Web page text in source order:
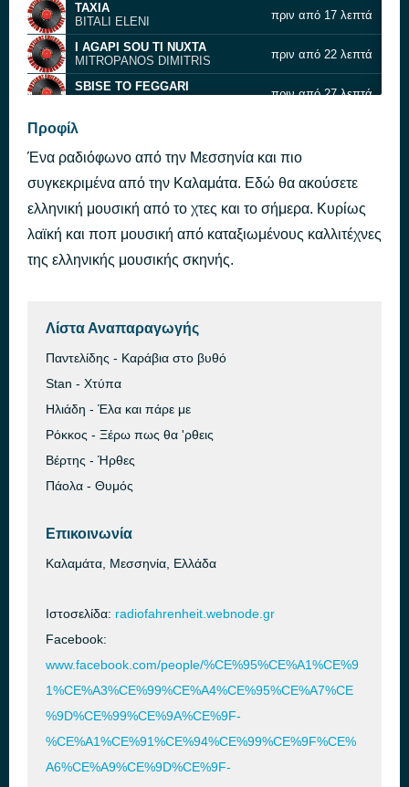
TAXIA
BITALI ELENI
πριν από 17 λεπτά
I AGAPI SOU TI NUXTA
MITROPANOS DIMITRIS
πριν από 22 λεπτά
SBISE TO FEGGARI
πριν από 27 λεπτά
PWLOUNTE ONIRA
DE MPORI NA MI SOU LIPW
GONIDIS STAMATIS
RWTAS
THEODWRIDOU NATASA
πριν από 44 λεπτά
NUXTOPOULIA
XALIKIOPOULOS SPUROS
Προφίλ
Ένα ραδιόφωνο από την Μεσσηνία και πιο
συγκεκριμένα από την Καλαμάτα. Εδώ θα ακούσετε
ελληνική μουσική από το χτες και το σήμερα. Κυρίως
λαϊκή και ποπ μουσική από καταξιωμένους καλλιτέχνες
της ελληνικής μουσικής σκηνής.
Λίστα Αναπαραγωγής
Παντελίδης - Καράβια στο βυθό
Stan - Χτύπα
Ηλιάδη - Έλα και πάρε με
Ρόκκος - Ξέρω πως θα 'ρθεις
Βέρτης - Ήρθες
Πάολα - Θυμός
Επικοινωνία
Καλαμάτα, Μεσσηνία, Ελλάδα
Ιστοσελίδα: radiofahrenheit.webnode.gr
Facebook:
www.facebook.com/people/%CE%95%CE%A1%CE%9
1%CE%A3%CE%99%CE%A4%CE%95%CE%A7%CE
%9D%CE%99%CE%9A%CE%9F-
%CE%A1%CE%91%CE%94%CE%99%CE%9F%CE%
A6%CE%A9%CE%9D%CE%9F-